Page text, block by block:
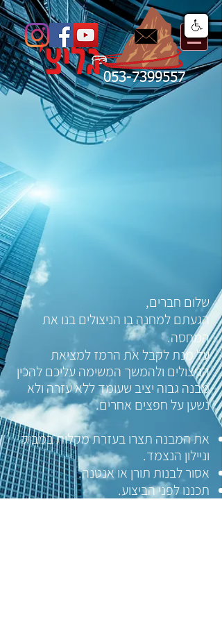
053-7399557
שלום חברים,
הגעתם למחנה בו הניצולים בנו את
המחסה.
על מנת לקבל את הרמז למציאת
הניצולים ולהמשך המשימה עליכם להכין
מבנה גבוה יציב שעומד ללא עזרה ולא
נשען על חפצים אחרים.
את המבנה תצרו בעזרת מקלות במבוק
וניילון הנצמד.
אסור לבנות תורן או אנטנה.
תכננו לפני הביצוע.